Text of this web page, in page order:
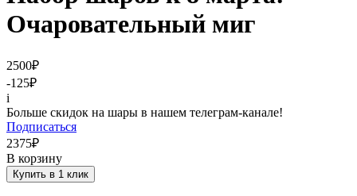
Очаровательный миг
2500₽
-125₽
i
Больше скидок на шары в нашем телеграм-канале!
Подписаться
2375₽
В корзину
Купить в 1 клик